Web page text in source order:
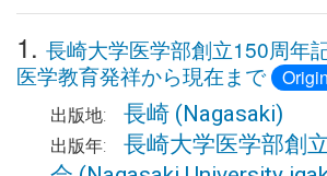
1. 長崎大学医学部創立150周年
医学教育発祥から現在まで
出版地: 長崎 (Nagasaki)
出版年:
長崎大学医学部創